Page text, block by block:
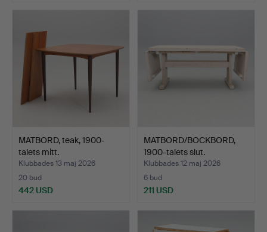
MATBORD, teak, 1900-
talets mitt.
Klubbades 13 maj 2026
20 bud
442 USD
MATBORD/BOCKBORD,
1900-talets slut.
Klubbades 12 maj 2026
6 bud
211 USD